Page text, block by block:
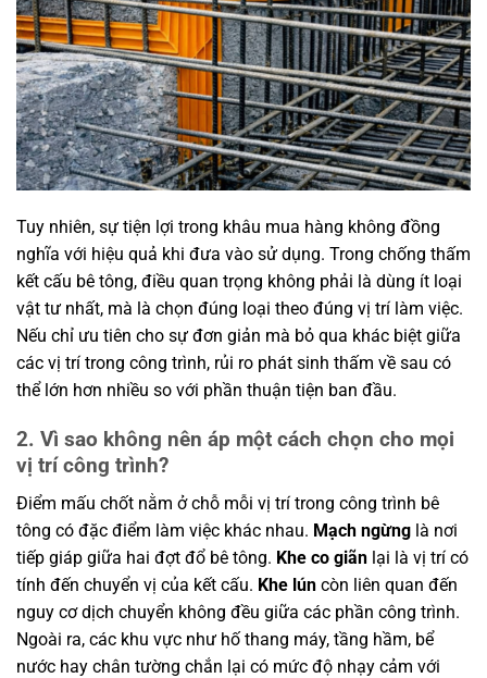
Tuy nhiên, sự tiện lợi trong khâu mua hàng không đồng
nghĩa với hiệu quả khi đưa vào sử dụng. Trong chống thấm
kết cấu bê tông, điều quan trọng không phải là dùng ít loại
vật tư nhất, mà là chọn đúng loại theo đúng vị trí làm việc.
Nếu chỉ ưu tiên cho sự đơn giản mà bỏ qua khác biệt giữa
các vị trí trong công trình, rủi ro phát sinh thấm về sau có
thể lớn hơn nhiều so với phần thuận tiện ban đầu.
2. Vì sao không nên áp một cách chọn cho mọi
vị trí công trình?
Điểm mấu chốt nằm ở chỗ mỗi vị trí trong công trình bê
tông có đặc điểm làm việc khác nhau. Mạch ngừng là nơi
tiếp giáp giữa hai đợt đổ bê tông. Khe co giãn lại là vị trí có
tính đến chuyển vị của kết cấu. Khe lún còn liên quan đến
nguy cơ dịch chuyển không đều giữa các phần công trình.
Ngoài ra, các khu vực như hố thang máy, tầng hầm, bể
nước hay chân tường chắn lại có mức độ nhạy cảm với